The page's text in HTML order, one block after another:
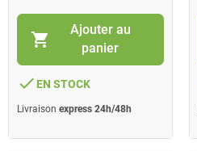
shopping_cart
Ajouter au
panier
done EN STOCK
Livraison express 24h/48h